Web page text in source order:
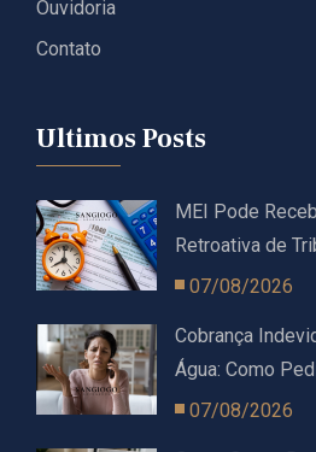
Ouvidoria
Contato
Ultimos Posts
MEI Pode
Retroativa de
07/08/2026
Cobrança
Água: Como
07/08/2026